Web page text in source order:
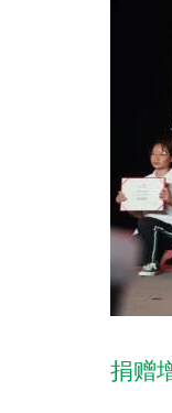
捐赠